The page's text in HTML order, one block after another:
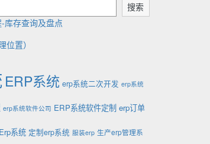
搜索
库存查询及盘点
位置）
ERP系统 erp系统二次开发 erp系统
erp系统软件公司 ERP系统软件定制 erp订单
系统 定制erp系统 服装erp 生产erp管理系